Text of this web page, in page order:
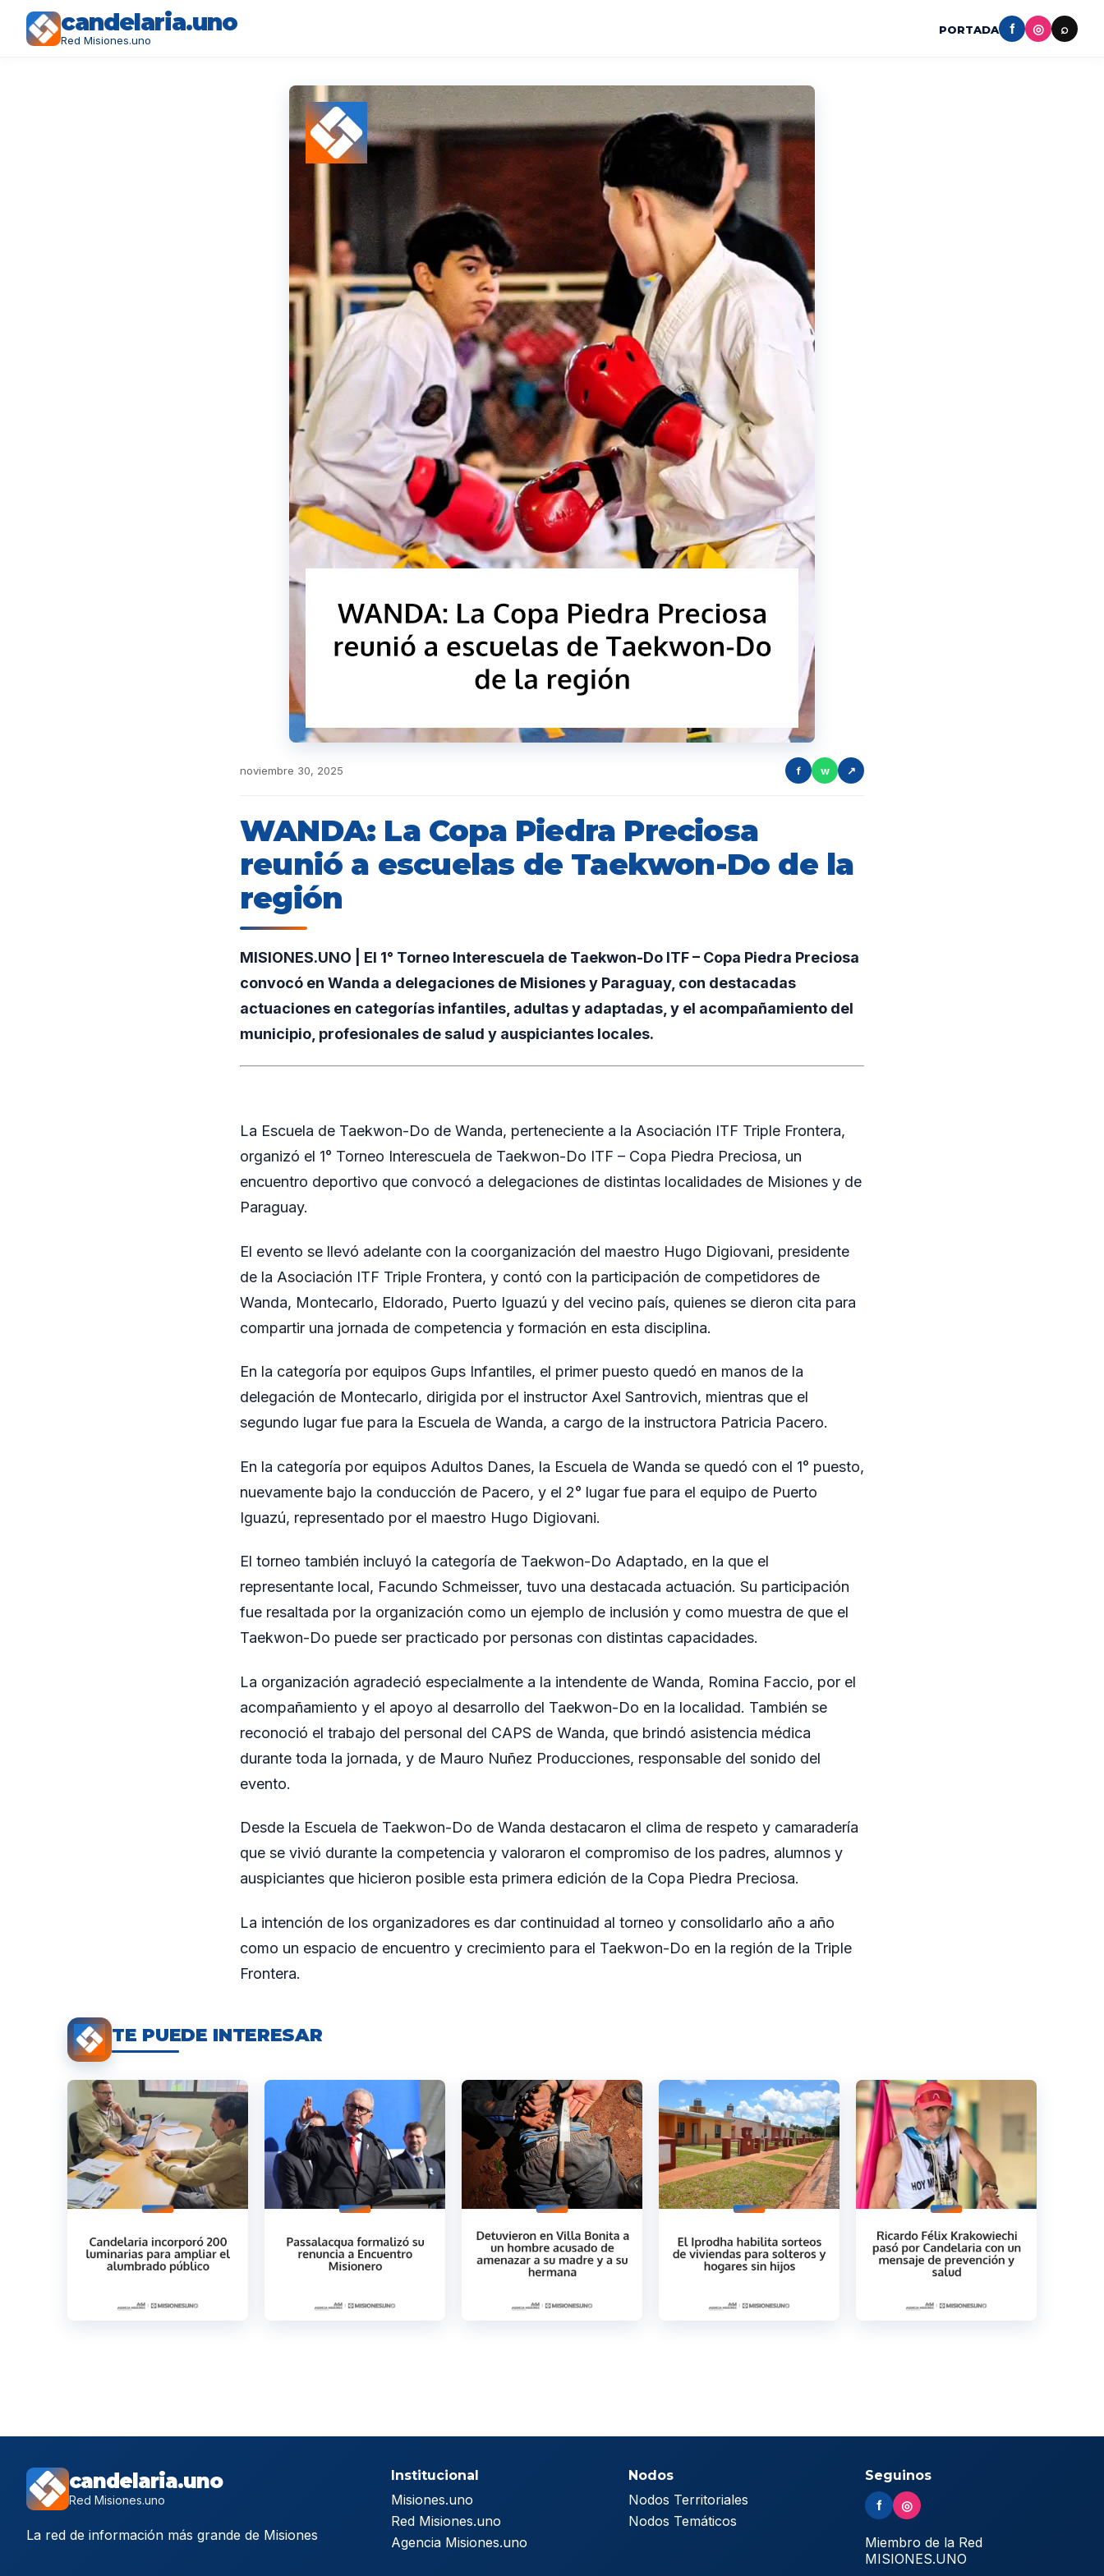
candelaria.uno
Red Misiones.uno
PORTADA f ◎ ⌕
noviembre 30, 2025 f w ↗
WANDA: La Copa Piedra Preciosa
reunió a escuelas de Taekwon-Do de la
región
MISIONES.UNO | El 1° Torneo Interescuela de Taekwon-Do ITF – Copa Piedra Preciosa
convocó en Wanda a delegaciones de Misiones y Paraguay, con destacadas
actuaciones en categorías infantiles, adultas y adaptadas, y el acompañamiento del
municipio, profesionales de salud y auspiciantes locales.
La Escuela de Taekwon-Do de Wanda, perteneciente a la Asociación ITF Triple Frontera,
organizó el 1° Torneo Interescuela de Taekwon-Do ITF – Copa Piedra Preciosa, un
encuentro deportivo que convocó a delegaciones de distintas localidades de Misiones y de
Paraguay.
El evento se llevó adelante con la coorganización del maestro Hugo Digiovani, presidente
de la Asociación ITF Triple Frontera, y contó con la participación de competidores de
Wanda, Montecarlo, Eldorado, Puerto Iguazú y del vecino país, quienes se dieron cita para
compartir una jornada de competencia y formación en esta disciplina.
En la categoría por equipos Gups Infantiles, el primer puesto quedó en manos de la
delegación de Montecarlo, dirigida por el instructor Axel Santrovich, mientras que el
segundo lugar fue para la Escuela de Wanda, a cargo de la instructora Patricia Pacero.
En la categoría por equipos Adultos Danes, la Escuela de Wanda se quedó con el 1° puesto,
nuevamente bajo la conducción de Pacero, y el 2° lugar fue para el equipo de Puerto
Iguazú, representado por el maestro Hugo Digiovani.
El torneo también incluyó la categoría de Taekwon-Do Adaptado, en la que el
representante local, Facundo Schmeisser, tuvo una destacada actuación. Su participación
fue resaltada por la organización como un ejemplo de inclusión y como muestra de que el
Taekwon-Do puede ser practicado por personas con distintas capacidades.
La organización agradeció especialmente a la intendente de Wanda, Romina Faccio, por el
acompañamiento y el apoyo al desarrollo del Taekwon-Do en la localidad. También se
reconoció el trabajo del personal del CAPS de Wanda, que brindó asistencia médica
durante toda la jornada, y de Mauro Nuñez Producciones, responsable del sonido del
evento.
Desde la Escuela de Taekwon-Do de Wanda destacaron el clima de respeto y camaradería
que se vivió durante la competencia y valoraron el compromiso de los padres, alumnos y
auspiciantes que hicieron posible esta primera edición de la Copa Piedra Preciosa.
La intención de los organizadores es dar continuidad al torneo y consolidarlo año a año
como un espacio de encuentro y crecimiento para el Taekwon-Do en la región de la Triple
Frontera.
TE PUEDE INTERESAR
candelaria.uno
Red Misiones.uno
La red de información más grande de Misiones
Institucional
Misiones.uno
Red Misiones.uno
Agencia Misiones.uno
Nodos
Nodos Territoriales
Nodos Temáticos
Seguinos
f ◎
Miembro de la Red
MISIONES.UNO